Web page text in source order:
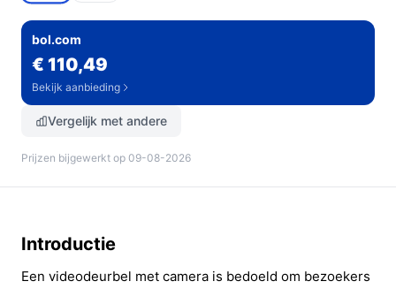
bol.com
€ 110,49
Bekijk aanbieding
Vergelijk met andere
Prijzen bijgewerkt op 09-08-2026
Introductie
Een videodeurbel met camera is bedoeld om bezoekers